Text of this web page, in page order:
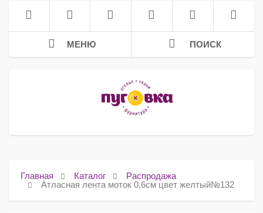
МЕНЮ ПОИСК
Главная Каталог
Распродажа
Атласная лента моток 0,6см цвет желтый№132